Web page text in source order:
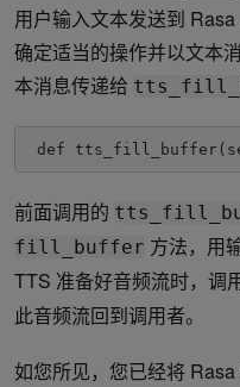
用户输入文本发送到
确定适当的操作并以文本
本消息传递给
def
前面调用的
fill_buffer 方法，用
TTS 准备好音频流时，调
此音频流回到调用者。
如您所见，您已经将